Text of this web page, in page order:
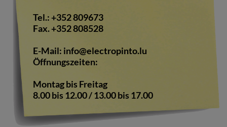
Tel.: +352 809673
Fax. +352 808528
E-Mail: info@electropinto.lu
Öffnungszeiten:
Montag bis Freitag
8.00 bis 12.00 / 13.00 bis 17.00